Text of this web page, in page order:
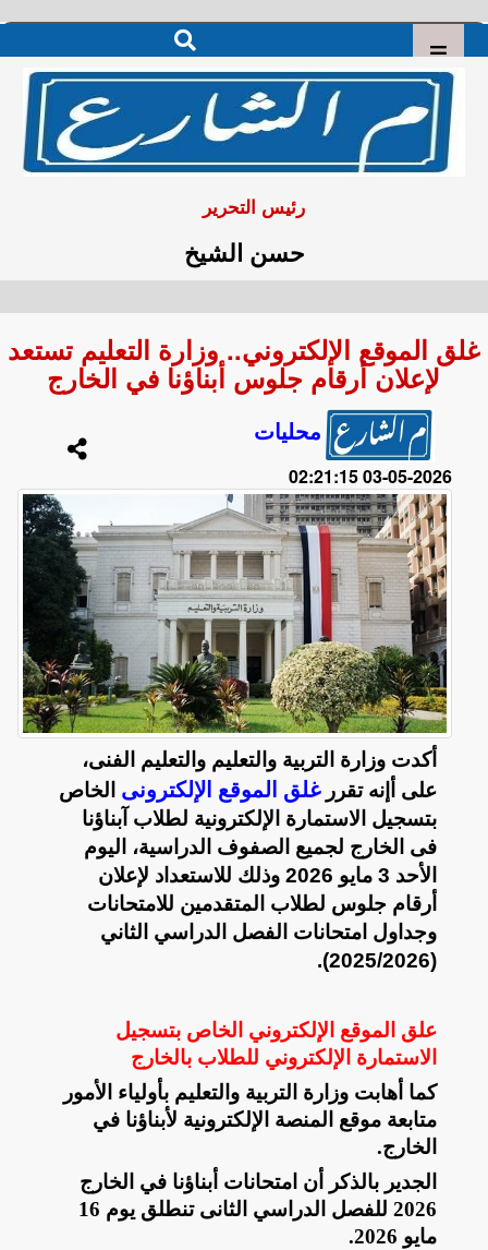
رئيس التحرير
حسن الشيخ
غلق الموقع الإلكتروني.. وزارة التعليم تستعد
لإعلان أرقام جلوس أبناؤنا في الخارج
محليات
2026-05-03 02:21:15
أكدت وزارة التربية والتعليم والتعليم الفنى،
على أإنه تقررغلق الموقع الإلكترونى الخاص
بتسجيل الاستمارة الإلكترونية لطلاب آبناؤنا
فى الخارج لجميع الصفوف الدراسية، اليوم
الأحد 3 مايو 2026 وذلك للاستعداد لإعلان
أرقام جلوس لطلاب المتقدمين للامتحانات
وجداول امتحانات الفصل الدراسي الثاني
(2025/2026).
علق الموقع الإلكتروني الخاص بتسجيل
الاستمارة الإلكتروني للطلاب بالخارج
كما أهابت وزارة التربية والتعليم بأولياء الأمور
متابعة موقع المنصة الإلكترونية لأبناؤنا في
الخارج.
الجدير بالذكر أن امتحانات أبناؤنا في الخارج
2026 للفصل الدراسي الثانى تنطلق يوم 16
مايو 2026
.